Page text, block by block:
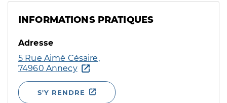
INFORMATIONS PRATIQUES
Adresse
5 Rue Aimé Césaire,
74960 Annecy
S'Y RENDRE